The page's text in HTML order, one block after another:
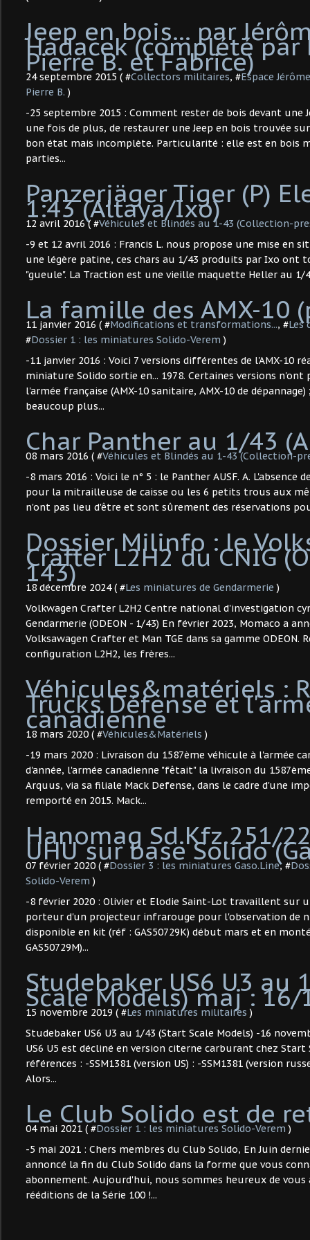
Jeep en bois... par
Hadacek (complété par
Pierre B. et Fabrice)
24 septembre 2015 ( #Collectors militaires, #Espace
Pierre B. )
-25 septembre 2015 : Comment rester de bois devant une
une fois de plus, de restaurer une Jeep en bois trouvée
bon état mais incomplète. Particularité : elle est en bois
parties...
Panzerjäger Tiger (P)
1:43 (Altaya/Ixo)
12 avril 2016 ( #Véhicules et Blindés au 1-43 (Collection-
-9 et 12 avril 2016 : Francis L. nous propose une mise en
une légère patine, ces chars au 1/43 produits par Ixo ont
"gueule". La Traction est une vieille maquette Heller au 1/
La famille des AMX-10
11 janvier 2016 ( #Modifications et transformations..., #Les
#Dossier 1 : les miniatures Solido-Verem )
-11 janvier 2016 : Voici 7 versions différentes de l'AMX-10
miniature Solido sortie en... 1978. Certaines versions n'ont
l'armée française (AMX-10 sanitaire, AMX-10 de
beaucoup plus...
Char Panther au 1/43
08 mars 2016 ( #Véhicules et Blindés au 1-43 (Collection-
-8 mars 2016 : Voici le n° 5 : le Panther AUSF. A. L'absence
pour la mitrailleuse de caisse ou les 6 petits trous aux
n'ont pas lieu d'être et sont sûrement des réservations
Dossier Milinfo : le
Crafter L2H2 du CNIG
143) ​
18 décembre 2024 ( #Les miniatures de Gendarmerie )
Volkwagen Crafter L2H2 Centre national d'investigation
Gendarmerie (ODEON - 1/43) En février 2023, Momaco a
Volksawagen Crafter et Man TGE dans sa gamme ODEON.
configuration L2H2, les frères...
Véhicules&matériels :
Trucks Défense et
canadienne
18 mars 2020 ( #Véhicules&Matériels )
-19 mars 2020 : Livraison du 1587ème véhicule à l'armée
d'année, l'armée canadienne "fêtait" la livraison du
Arquus, via sa filiale Mack Defense, dans le cadre d'une
remporté en 2015. Mack...
Hanomag Sd.Kfz.251/
UHU sur base Solido
07 février 2020 ( #Dossier 3 : les miniatures Gaso.Line, #
Solido-Verem )
-8 février 2020 : Olivier et Elodie Saint-Lot travaillent sur
porteur d'un projecteur infrarouge pour l'observation de
disponible en kit (réf : GAS50729K) début mars et en
GAS50729M)...
Studebaker US6 U3 au
Scale Models) maj : 16/
15 novembre 2019 ( #Les miniatures militaires )
Studebaker US6 U3 au 1/43 (Start Scale Models) -16
US6 U5 est décliné en version citerne carburant chez Start
références : -SSM1381 (version US) : -SSM1381 (version
Alors...
Le Club Solido est de
04 mai 2021 ( #Dossier 1 : les miniatures Solido-Verem )
-5 mai 2021 : Chers membres du Club Solido, En Juin
annoncé la fin du Club Solido dans la forme que vous
abonnement. Aujourd'hui, nous sommes heureux de
rééditions de la Série 100 !...